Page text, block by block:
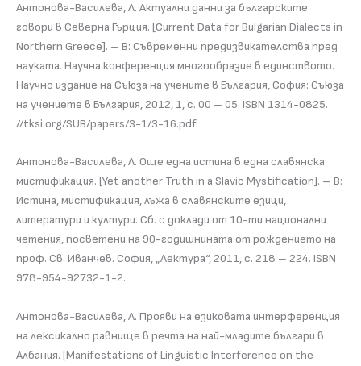
Антонова-Василева, Л. Актуални данни за българските
говори в Северна Гърция. [Current Data for Bulgarian Dialects in
Northern Greece]. – В: Съвременни предизвикателства пред
науката. Научна конференция многообразие в единството.
Научно издание на Съюза на учените в България, София: Съюза
на учениете в България, 2012, 1, с. 00 – 05. ISBN 1314-0825.
//tksi.org/SUB/papers/3-1/3-16.pdf
Антонова-Василева, Л. Още една истина в една славянска
мистификация. [Yet another Truth in a Slavic Mystification]. – В:
Истина, мистификация, лъжа в славянските езици,
литератури и култури. Сб. с доклади от 10-ти национални
четения, посветени на 90-годишнината от рождението на
проф. Св. Иванчев. София, „Лектура“, 2011, с. 218 – 224. ISBN
978-954-92732-1-2.
Антонова-Василева, Л. Прояви на езиковата интерференция
на лексикално равнище в речта на най-младите българи в
Албания. [Manifestations of Linguistic Interference on the